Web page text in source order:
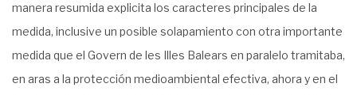
manera resumida explicita los caracteres principales de la
medida, inclusive un posible solapamiento con otra importante
medida que el Govern de les Illes Balears en paralelo tramitaba,
en aras a la protección medioambiental efectiva, ahora y en el